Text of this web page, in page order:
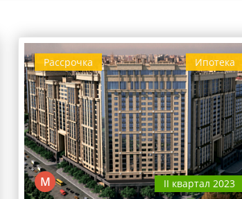
Ипотека
Рассрочка
М II квартал 2023